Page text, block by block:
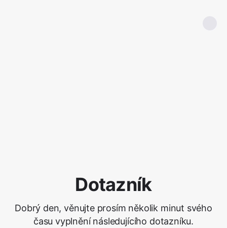
Dotazník
Dobrý den, věnujte prosím několik minut svého
času vyplnění následujícího dotazníku.